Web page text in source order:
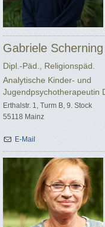
Gabriele Scherning
Dipl.-Päd., Religionspäd.
Analytische Kinder- und
Jugendpsychotherapeutin
Erthalstr. 1, Turm B, 9. Stock
55118 Mainz
E-Mail